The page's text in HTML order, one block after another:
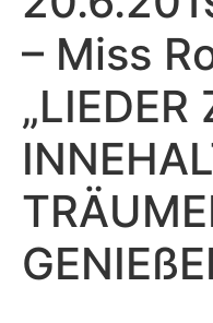
– Miss
„LIEDER